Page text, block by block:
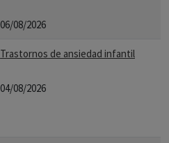
06/08/2026
Trastornos de ansiedad infantil
04/08/2026